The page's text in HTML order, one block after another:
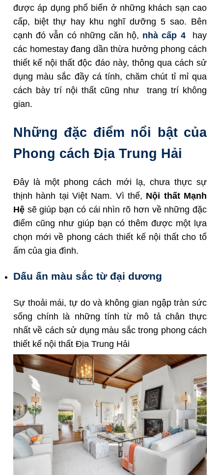
được áp dụng phổ biến ở những khách sạn cao
cấp, biệt thự hay khu nghĩ dưỡng 5 sao. Bên
cạnh đó vẫn có những căn hộ, nhà cấp 4hay
các homestay đang dần thừa hưởng phong cách
thiết kế nội thất độc đáo này, thông qua cách sử
dụng màu sắc đầy cá tính, chăm chút tỉ mỉ qua
cách bày trí nội thất cũng như trang trí không
gian.
Những đặc điểm nổi bật của
Phong cách Địa Trung Hải
Đây là một phong cách mới lạ, chưa thực sự
thịnh hành tại Việt Nam. Vì thế, Nội thất Mạnh
Hệ sẽ giúp bạn có cái nhìn rõ hơn về những đặc
điểm cũng như giúp bạn có thêm được một lựa
chọn mới về phong cách thiết kế nội thất cho tổ
ấm của gia đình.
Dấu ấn màu sắc từ đại dương
Sự thoải mái, tự do và không gian ngập tràn sức
sống chính là những tính từ mô tả chân thực
nhất về cách sử dụng màu sắc trong phong cách
thiết kế nội thất Địa Trung Hải